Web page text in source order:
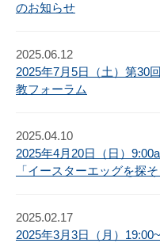
のお知らせ
2025.06.12
2025年7月5日（土）第30
教フォーラム
2025.04.10
2025年4月20日（日）
「イースターエッグを探そ
2025.02.17
2025年3月3日（月）